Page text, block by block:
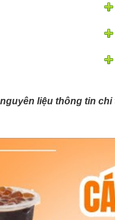
liệu thông tin